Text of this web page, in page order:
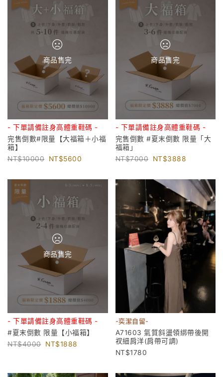
商品售完
- 下單請備註身高體重鞋碼 -
完售倒數#限量【大福箱＋小福
箱】
10000
5600
商品售完
- 下單請備註身高體重鞋碼 -
完售倒數 #夏末倒數 限量「大
福箱」
7000
3888
商品售完
- 下單請備註身高體重鞋碼 -
#夏末倒數 限量【小福箱】
4000
1888
-奕潔自留-
A71603 氣質斜盪領綁帶後開
衩細肩洋(肩帶可調)
1780